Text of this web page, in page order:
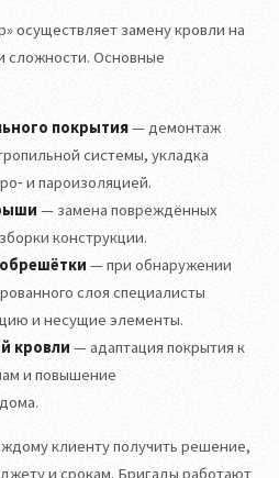
осуществляет замену кровли на
сложности. Основные
покрытия— демонтаж
системы, укладка
и пароизоляцией.
— замена повреждённых
конструкции.
— при обнаружении
слоя специалисты
и несущие элементы.
кровли — адаптация покрытия к
и повышение
клиенту получить решение,
и срокам. Бригады работают